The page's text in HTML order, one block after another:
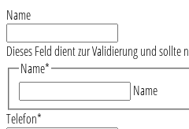
Name
Dieses Feld dient zur Validierung und sollte
Name*
Name
Telefon*